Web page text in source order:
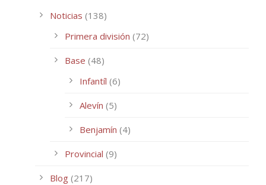
Noticias (138)
Primera división (72)
Base (48)
Infantíl (6)
Alevín (5)
Benjamín (4)
Provincial (9)
Blog (217)